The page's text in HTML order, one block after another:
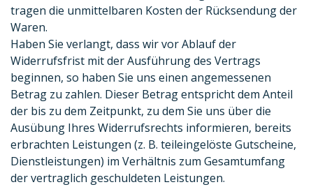
tragen die unmittelbaren Kosten der Rücksendung der
Waren.
Haben Sie verlangt, dass wir vor Ablauf der
Widerrufsfrist mit der Ausführung des Vertrags
beginnen, so haben Sie uns einen angemessenen
Betrag zu zahlen. Dieser Betrag entspricht dem Anteil
der bis zu dem Zeitpunkt, zu dem Sie uns über die
Ausübung Ihres Widerrufsrechts informieren, bereits
erbrachten Leistungen (z. B. teileingelöste Gutscheine,
Dienstleistungen) im Verhältnis zum Gesamtumfang
der vertraglich geschuldeten Leistungen.